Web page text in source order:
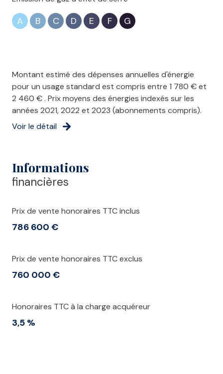
A B C D E F G
Montant estimé des dépenses annuelles d'énergie
pour un usage standard est compris entre 1 780 € et
2 460 € . Prix moyens des énergies indexés sur les
années 2021, 2022 et 2023 (abonnements compris).
Voir le détail
Informations
financières
Prix de vente honoraires TTC inclus
786 600 €
Prix de vente honoraires TTC exclus
760 000 €
Honoraires TTC à la charge acquéreur
3,5 %